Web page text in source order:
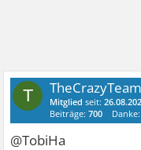
T TheCrazyTeam
Mitglied seit:
Beiträge:700
@TobiHa